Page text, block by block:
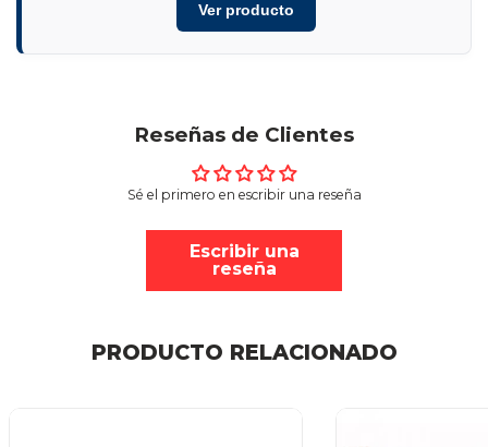
Ver producto
Reseñas de Clientes
Sé el primero en escribir una reseña
Escribir una
reseña
PRODUCTO RELACIONADO